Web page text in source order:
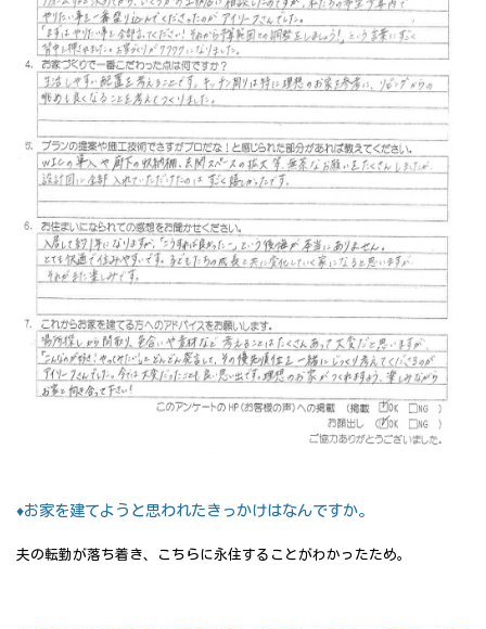
♦お家を建てようと思われたきっかけはなんですか。
夫の転勤が落ち着き、こちらに永住することがわかったため。